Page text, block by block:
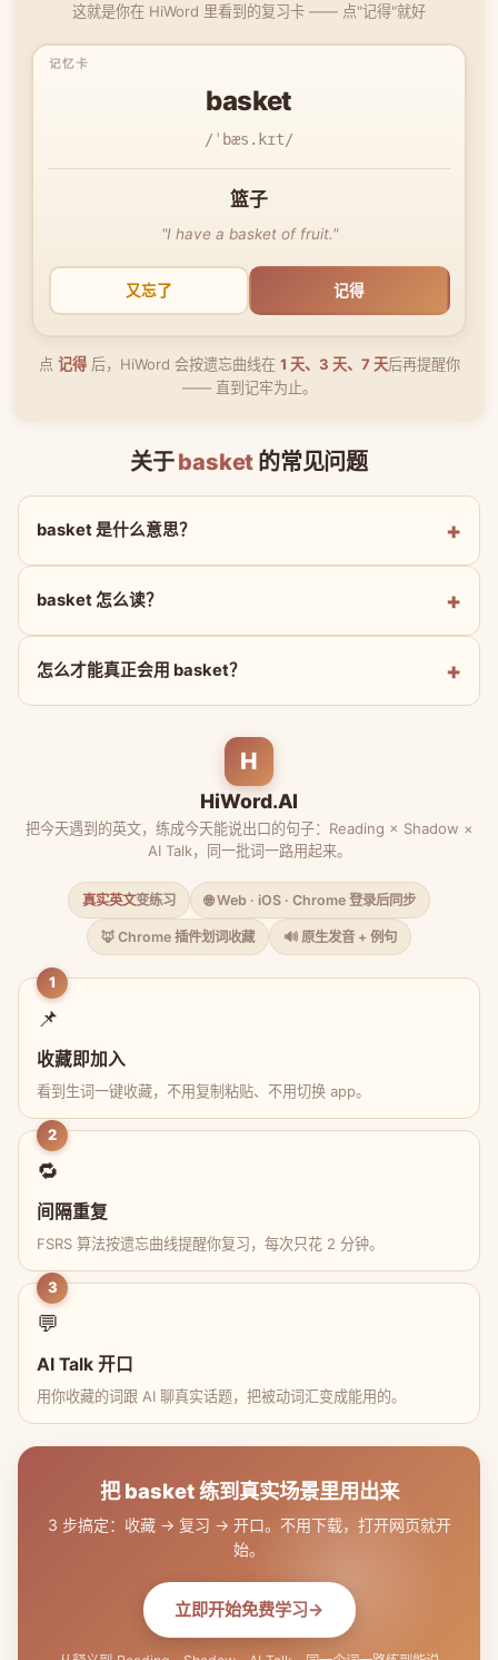
这就是你在 HiWord 里看到的复习卡 —— 点"记得"就好
basket
/ˈbæs.kɪt/
篮子
"I have a basket of fruit."
又忘了 记得
点 记得后，HiWord 会按遗忘曲线在 1 天、3 天、7 天后再提醒你
—— 直到记牢为止。
关于basket 的常见问题
basket 是什么意思？
basket 怎么读？
怎么才能真正会用 basket？
H
HiWord.AI
把今天遇到的英文，练成今天能说出口的句子：Reading × Shadow ×
AI Talk，同一批词一路用起来。
真实英文变练习 🌐 Web · iOS · Chrome 登录后同步
🦊 Chrome 插件划词收藏 🔊 原生发音 + 例句
1
📌
收藏即加入
看到生词一键收藏，不用复制粘贴、不用切换 app。
2
🔁
间隔重复
FSRS 算法按遗忘曲线提醒你复习，每次只花 2 分钟。
3
💬
AI Talk 开口
用你收藏的词跟 AI 聊真实话题，把被动词汇变成能用的。
把 basket 练到真实场景里用出来
3 步搞定：收藏 → 复习 → 开口。不用下载，打开网页就开
始。
立即开始免费学习